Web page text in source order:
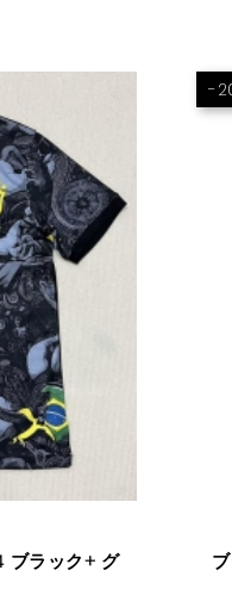
-
ブラ